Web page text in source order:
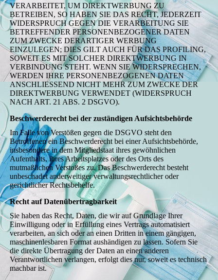
VERARBEITET, UM DIREKTWERBUNG ZU
BETREIBEN, SO HABEN SIE DAS RECHT, JEDERZEIT
WIDERSPRUCH GEGEN DIE VERARBEITUNG SIE
BETREFFENDER PERSONENBEZOGENER DATEN
ZUM ZWECKE DERARTIGER WERBUNG
EINZULEGEN; DIES GILT AUCH FÜR DAS PROFILING,
SOWEIT ES MIT SOLCHER DIREKTWERBUNG IN
VERBINDUNG STEHT. WENN SIE WIDERSPRECHEN,
WERDEN IHRE PERSONENBEZOGENEN DATEN
ANSCHLIESSEND NICHT MEHR ZUM ZWECKE DER
DIREKTWERBUNG VERWENDET (WIDERSPRUCH
NACH ART. 21 ABS. 2 DSGVO).
Beschwerderecht bei der zuständigen Aufsichtsbehörde
Im Falle von Verstößen gegen die DSGVO steht den
Betroffenen ein Beschwerderecht bei einer Aufsichtsbehörde,
insbesondere in dem Mitgliedstaat ihres gewöhnlichen
Aufenthalts, ihres Arbeitsplatzes oder des Orts des
mutmaßlichen Verstoßes zu. Das Beschwerderecht besteht
unbeschadet anderweitiger verwaltungsrechtlicher oder
gerichtlicher Rechtsbehelfe.
Recht auf Datenübertragbarkeit
Sie haben das Recht, Daten, die wir auf Grundlage Ihrer
Einwilligung oder in Erfüllung eines Vertrags automatisiert
verarbeiten, an sich oder an einen Dritten in einem gängigen,
maschinenlesbaren Format aushändigen zu lassen. Sofern Sie
die direkte Übertragung der Daten an einen anderen
Verantwortlichen verlangen, erfolgt dies nur, soweit es technisch
machbar ist.